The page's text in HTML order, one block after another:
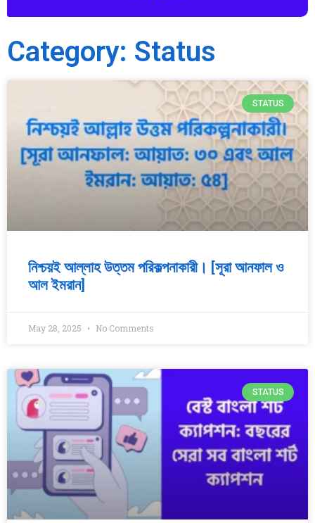
Category: Status
STATUS
নিশ্চয়ই আল্লাহ উত্তম পরিকল্পনাকারী। [সূরা আনফাল ও
আল ইমরান]
May 28, 2025 No Comments
STATUS